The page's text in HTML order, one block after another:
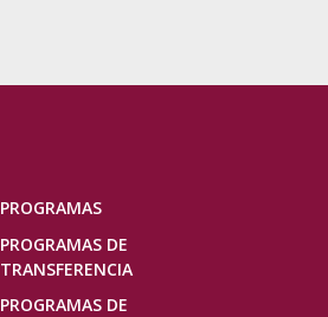
PROGRAMAS
PROGRAMAS DE
TRANSFERENCIA
PROGRAMAS DE